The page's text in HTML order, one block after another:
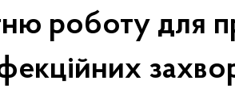
роботу для